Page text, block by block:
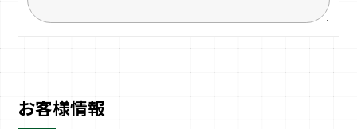
お客様情報